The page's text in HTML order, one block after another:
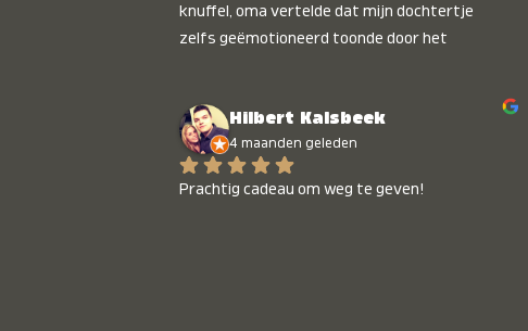
knuffel, oma vertelde dat mijn dochtertje
zelfs geëmotioneerd toonde door het
Hilbert Kalsbeek
4 maanden geleden
Prachtig cadeau om weg te geven!